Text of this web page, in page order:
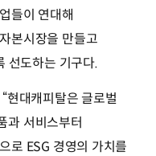
들이 연대해
본시장을 만들고
선도하는 기구다.
현대캐피탈은 글로벌
과 서비스부터
로 ESG 경영의 가치를